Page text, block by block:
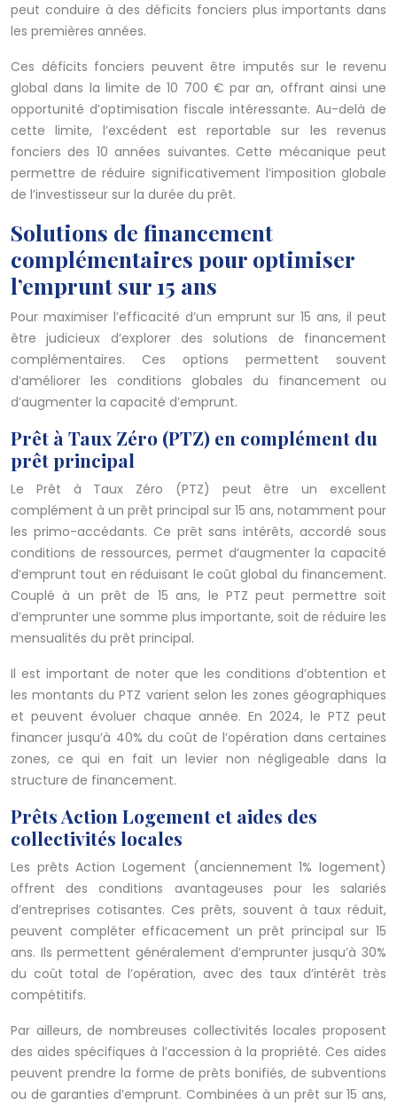
peut conduire à des déficits fonciers plus importants dans
les premières années.
Ces déficits fonciers peuvent être imputés sur le revenu
global dans la limite de 10 700 € par an, offrant ainsi une
opportunité d’optimisation fiscale intéressante. Au-delà de
cette limite, l’excédent est reportable sur les revenus
fonciers des 10 années suivantes. Cette mécanique peut
permettre de réduire significativement l’imposition globale
de l’investisseur sur la durée du prêt.
Solutions de financement
complémentaires pour optimiser
l’emprunt sur 15 ans
Pour maximiser l’efficacité d’un emprunt sur 15 ans, il peut
être judicieux d’explorer des solutions de financement
complémentaires. Ces options permettent souvent
d’améliorer les conditions globales du financement ou
d’augmenter la capacité d’emprunt.
Prêt à Taux Zéro (PTZ) en complément du
prêt principal
Le Prêt à Taux Zéro (PTZ) peut être un excellent
complément à un prêt principal sur 15 ans, notamment pour
les primo-accédants. Ce prêt sans intérêts, accordé sous
conditions de ressources, permet d’augmenter la capacité
d’emprunt tout en réduisant le coût global du financement.
Couplé à un prêt de 15 ans, le PTZ peut permettre soit
d’emprunter une somme plus importante, soit de réduire les
mensualités du prêt principal.
Il est important de noter que les conditions d’obtention et
les montants du PTZ varient selon les zones géographiques
et peuvent évoluer chaque année. En 2024, le PTZ peut
financer jusqu’à 40% du coût de l’opération dans certaines
zones, ce qui en fait un levier non négligeable dans la
structure de financement.
Prêts Action Logement et aides des
collectivités locales
Les prêts Action Logement (anciennement 1% logement)
offrent des conditions avantageuses pour les salariés
d’entreprises cotisantes. Ces prêts, souvent à taux réduit,
peuvent compléter efficacement un prêt principal sur 15
ans. Ils permettent généralement d’emprunter jusqu’à 30%
du coût total de l’opération, avec des taux d’intérêt très
compétitifs.
Par ailleurs, de nombreuses collectivités locales proposent
des aides spécifiques à l’accession à la propriété. Ces aides
peuvent prendre la forme de prêts bonifiés, de subventions
ou de garanties d’emprunt. Combinées à un prêt sur 15 ans,